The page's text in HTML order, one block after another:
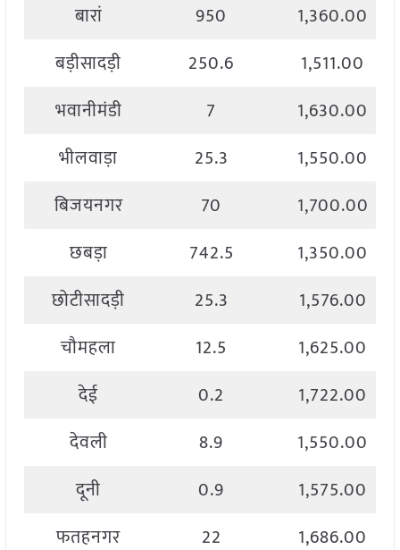
बारां
950
1,360.00
बड़ीसादड़ी
250.6
1,511.00
भवानीमंडी
7
1,630.00
भीलवाड़ा
25.3
1,550.00
बिजयनगर
70
1,700.00
छबड़ा
742.5
1,350.00
छोटीसादड़ी
25.3
1,576.00
चौमहला
12.5
1,625.00
देई
0.2
1,722.00
देवली
8.9
1,550.00
दूनी
0.9
1,575.00
फतहनगर
22 1,686.00